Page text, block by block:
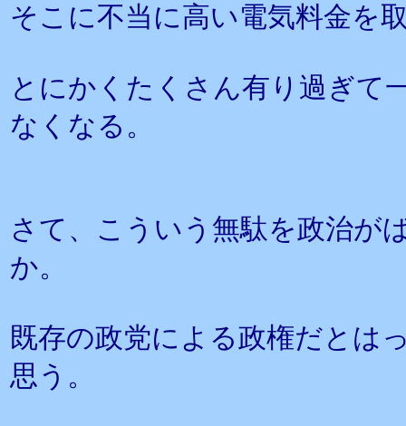
そこに不当に高い電気料金を
とにかくたくさん有り過ぎて
なくなる。
さて、こういう無駄を政治が
か。
既存の政党による政権だとは
思う。